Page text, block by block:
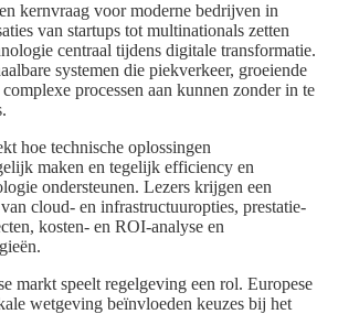
kernvraag voor moderne bedrijven in
van startups tot multinationals zetten
centraal tijdens digitale transformatie.
systemen die piekverkeer, groeiende
processen aan kunnen zonder in te
hoe technische oplossingen
maken en tegelijk efficiency en
ondersteunen. Lezers krijgen een
cloud- en infrastructuuropties, prestatie-
kosten- en ROI-analyse en
markt speelt regelgeving een rol. Europese
wetgeving beïnvloeden keuzes bij het